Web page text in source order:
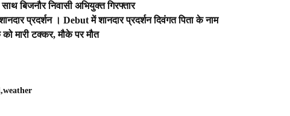
बिजनौर निवासी अभियुक्त गिरफ्तार
प्रदर्शन । Debut में शानदार प्रदर्शन दिवंगत पिता के नाम
मारी टक्कर, मौके पर मौत
weather